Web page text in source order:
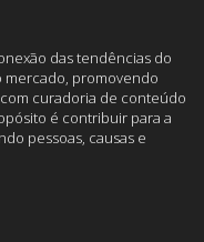
das tendências do
mercado, promovendo
curadoria de conteúdo
é contribuir para a
pessoas, causas e